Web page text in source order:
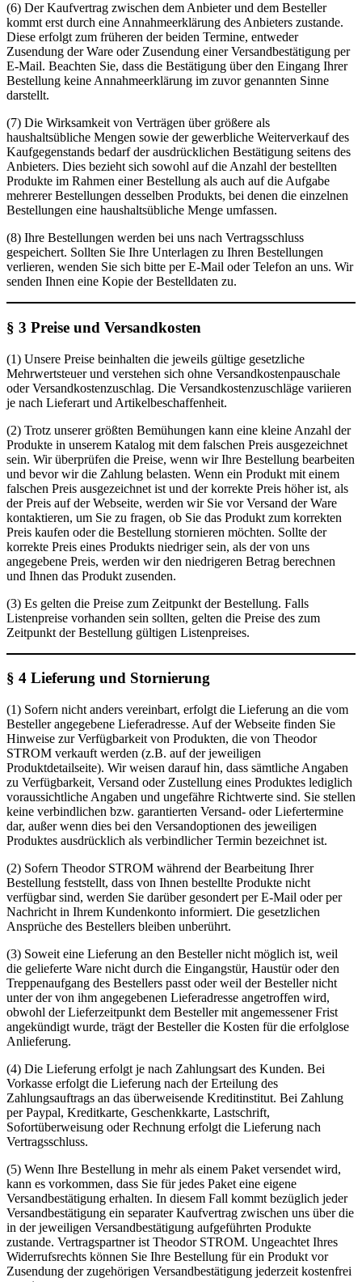
(6) Der Kaufvertrag zwischen dem Anbieter und dem Besteller
kommt erst durch eine Annahmeerklärung des Anbieters zustande.
Diese erfolgt zum früheren der beiden Termine, entweder
Zusendung der Ware oder Zusendung einer Versandbestätigung per
E-Mail. Beachten Sie, dass die Bestätigung über den Eingang Ihrer
Bestellung keine Annahmeerklärung im zuvor genannten Sinne
darstellt.
(7) Die Wirksamkeit von Verträgen über größere als
haushaltsübliche Mengen sowie der gewerbliche Weiterverkauf des
Kaufgegenstands bedarf der ausdrücklichen Bestätigung seitens des
Anbieters. Dies bezieht sich sowohl auf die Anzahl der bestellten
Produkte im Rahmen einer Bestellung als auch auf die Aufgabe
mehrerer Bestellungen desselben Produkts, bei denen die einzelnen
Bestellungen eine haushaltsübliche Menge umfassen.
(8) Ihre Bestellungen werden bei uns nach Vertragsschluss
gespeichert. Sollten Sie Ihre Unterlagen zu Ihren Bestellungen
verlieren, wenden Sie sich bitte per E-Mail oder Telefon an uns. Wir
senden Ihnen eine Kopie der Bestelldaten zu.
§ 3 Preise und Versandkosten
(1) Unsere Preise beinhalten die jeweils gültige gesetzliche
Mehrwertsteuer und verstehen sich ohne Versandkostenpauschale
oder Versandkostenzuschlag. Die Versandkostenzuschläge variieren
je nach Lieferart und Artikelbeschaffenheit.
(2) Trotz unserer größten Bemühungen kann eine kleine Anzahl der
Produkte in unserem Katalog mit dem falschen Preis ausgezeichnet
sein. Wir überprüfen die Preise, wenn wir Ihre Bestellung bearbeiten
und bevor wir die Zahlung belasten. Wenn ein Produkt mit einem
falschen Preis ausgezeichnet ist und der korrekte Preis höher ist, als
der Preis auf der Webseite, werden wir Sie vor Versand der Ware
kontaktieren, um Sie zu fragen, ob Sie das Produkt zum korrekten
Preis kaufen oder die Bestellung stornieren möchten. Sollte der
korrekte Preis eines Produkts niedriger sein, als der von uns
angegebene Preis, werden wir den niedrigeren Betrag berechnen
und Ihnen das Produkt zusenden.
(3) Es gelten die Preise zum Zeitpunkt der Bestellung. Falls
Listenpreise vorhanden sein sollten, gelten die Preise des zum
Zeitpunkt der Bestellung gültigen Listenpreises.
§ 4 Lieferung und Stornierung
(1) Sofern nicht anders vereinbart, erfolgt die Lieferung an die vom
Besteller angegebene Lieferadresse. Auf der Webseite finden Sie
Hinweise zur Verfügbarkeit von Produkten, die von Theodor
STROM verkauft werden (z.B. auf der jeweiligen
Produktdetailseite). Wir weisen darauf hin, dass sämtliche Angaben
zu Verfügbarkeit, Versand oder Zustellung eines Produktes lediglich
voraussichtliche Angaben und ungefähre Richtwerte sind. Sie stellen
keine verbindlichen bzw. garantierten Versand- oder Liefertermine
dar, außer wenn dies bei den Versandoptionen des jeweiligen
Produktes ausdrücklich als verbindlicher Termin bezeichnet ist.
(2) Sofern Theodor STROM während der Bearbeitung Ihrer
Bestellung feststellt, dass von Ihnen bestellte Produkte nicht
verfügbar sind, werden Sie darüber gesondert per E-Mail oder per
Nachricht in Ihrem Kundenkonto informiert. Die gesetzlichen
Ansprüche des Bestellers bleiben unberührt.
(3) Soweit eine Lieferung an den Besteller nicht möglich ist, weil
die gelieferte Ware nicht durch die Eingangstür, Haustür oder den
Treppenaufgang des Bestellers passt oder weil der Besteller nicht
unter der von ihm angegebenen Lieferadresse angetroffen wird,
obwohl der Lieferzeitpunkt dem Besteller mit angemessener Frist
angekündigt wurde, trägt der Besteller die Kosten für die erfolglose
Anlieferung.
(4) Die Lieferung erfolgt je nach Zahlungsart des Kunden. Bei
Vorkasse erfolgt die Lieferung nach der Erteilung des
Zahlungsauftrags an das überweisende Kreditinstitut. Bei Zahlung
per Paypal, Kreditkarte, Geschenkkarte, Lastschrift,
Sofortüberweisung oder Rechnung erfolgt die Lieferung nach
Vertragsschluss.
(5) Wenn Ihre Bestellung in mehr als einem Paket versendet wird,
kann es vorkommen, dass Sie für jedes Paket eine eigene
Versandbestätigung erhalten. In diesem Fall kommt bezüglich jeder
Versandbestätigung ein separater Kaufvertrag zwischen uns über die
in der jeweiligen Versandbestätigung aufgeführten Produkte
zustande. Vertragspartner ist Theodor STROM. Ungeachtet Ihres
Widerrufsrechts können Sie Ihre Bestellung für ein Produkt vor
Zusendung der zugehörigen Versandbestätigung jederzeit kostenfrei